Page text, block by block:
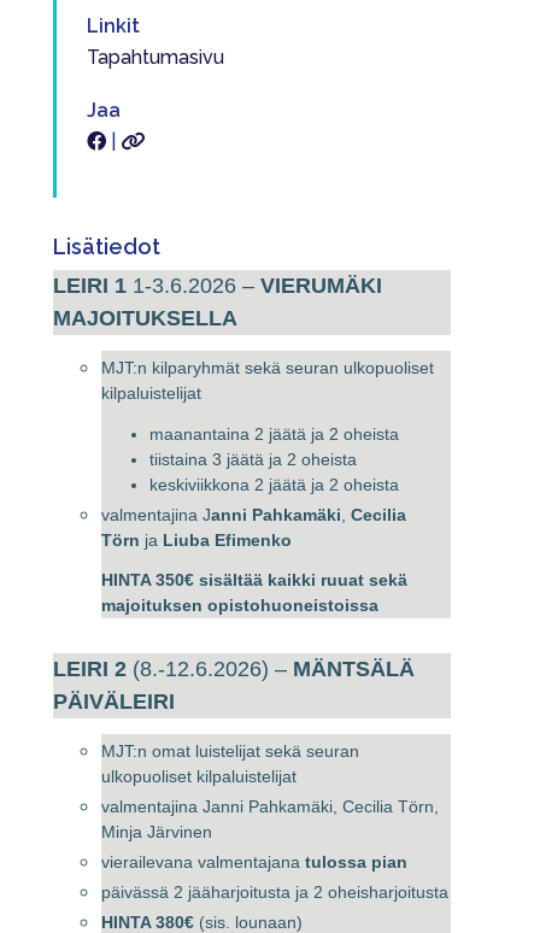
Linkit
Tapahtumasivu
Jaa
Lisätiedot
LEIRI 1 1-3.6.2026 – VIERUMÄKI
MAJOITUKSELLA
MJT:n kilparyhmät sekä seuran ulkopuoliset
kilpaluistelijat
maanantaina 2 jäätä ja 2 oheista
tiistaina 3 jäätä ja 2 oheista
keskiviikkona 2 jäätä ja 2 oheista
valmentajina Janni Pahkamäki Cecilia
Törn ja Liuba Efimenko
HINTA 350€ sisältää kaikki ruuat sekä
majoituksen opistohuoneistoissa
LEIRI 2 (8.-12.6.2026) – MÄNTSÄLÄ
PÄIVÄLEIRI
MJT:n omat luistelijat sekä seuran
ulkopuoliset kilpaluistelijat
valmentajina Janni Pahkamäki, Cecilia Törn,
Minja Järvinen
vierailevana valmentajana tulossa pian
päivässä 2 jääharjoitusta ja 2 oheisharjoitusta
HINTA 380€ (sis. lounaan)